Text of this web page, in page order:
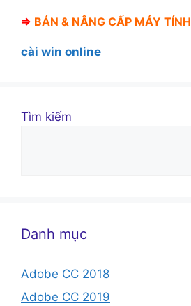
⇒ BÁN & NÂNG CẤP MÁY TÍNH
cài win online
Tìm kiếm
Danh mục
Adobe CC 2018
Adobe CC 2019